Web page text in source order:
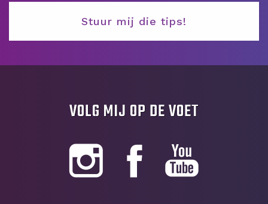
VOLG MIJ OP DE VOET